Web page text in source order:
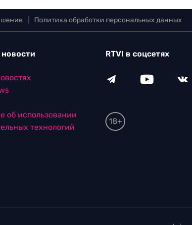
Политика обработки персональных данных
об использовании
технологий
RTVI в соцсетях
18+